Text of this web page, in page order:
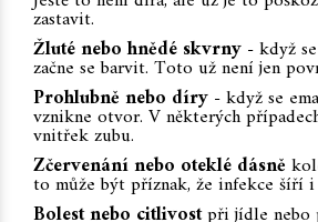
zastavit.
Žluté nebo hnědé skvrny - když
začne se barvit. Toto už není jen
Prohlubně nebo díry - když se
vznikne otvor. V některých
vnitřek zubu.
Zčervenání nebo oteklé dásně
to může být příznak, že infekce šíří i